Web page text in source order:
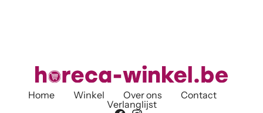
Home Winkel Over ons
Contact
Verlanglijst